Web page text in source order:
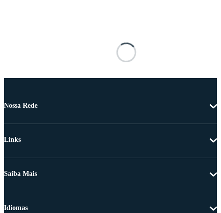
Nossa Rede
Links
Saiba Mais
Idiomas